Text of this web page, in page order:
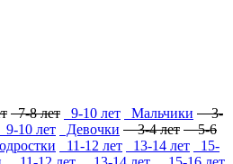
7-8 лет 9-10 лет Мальчики 3-
9-10 лет Девочки 3-4 лет 5-6
11-12 лет 13-14 лет
15-